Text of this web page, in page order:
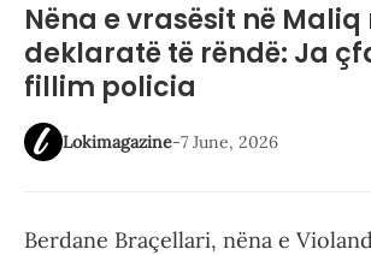
Nëna e vrasësit në Maliq
deklaratë të rëndë: Ja
fillim policia
Lokimagazine-7 June, 2026
Berdane Braçellari, nëna e